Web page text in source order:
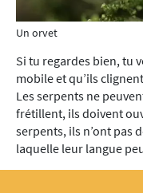
Un orvet
Si tu regardes bien, tu
mobile et qu’ils
Les serpents ne
frétillent, ils doivent
serpents, ils n’ont pas
laquelle leur langue